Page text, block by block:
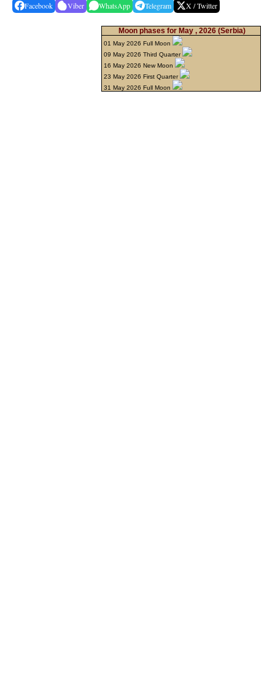
Facebook Viber WhatsApp Telegram X / Twitter
Moon phases for May , 2026 (Serbia)
01 May 2026 Full Moon
09 May 2026 Third Quarter
16 May 2026 New Moon
23 May 2026 First Quarter
31 May 2026 Full Moon